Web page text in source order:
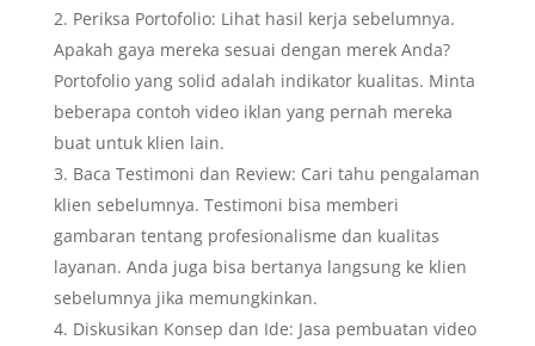
Periksa Portofolio: Lihat hasil kerja sebelumnya.
Apakah gaya mereka sesuai dengan merek Anda?
Portofolio yang solid adalah indikator kualitas. Minta
beberapa contoh video iklan yang pernah mereka
buat untuk klien lain.
Baca Testimoni dan Review: Cari tahu pengalaman
klien sebelumnya. Testimoni bisa memberi
gambaran tentang profesionalisme dan kualitas
layanan. Anda juga bisa bertanya langsung ke klien
sebelumnya jika memungkinkan.
Diskusikan Konsep dan Ide: Jasa pembuatan video